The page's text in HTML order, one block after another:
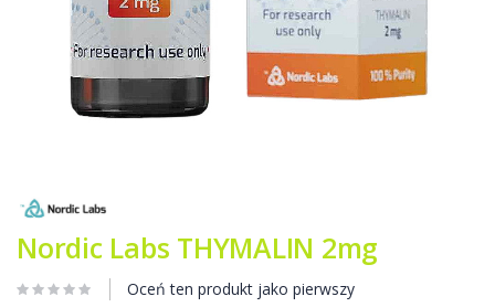
na
początek
galerii
Nordic Labs THYMALIN 2mg
Oceń ten produkt jako pierwszy